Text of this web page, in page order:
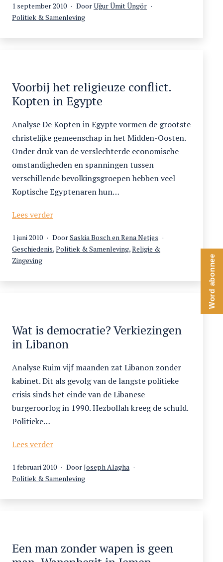
grensgebieden
Gepubliceerd
op
1 september 2010 DoorUğur Ümit Üngör
Gecategoriseerd
Politiek & Samenleving
Voorbij het religieuze conflict.
Kopten in Egypte
Analyse De Kopten in Egypte vormen de grootste
christelijke gemeenschap in het Midden-Oosten.
Onder druk van de verslechterde economische
omstandigheden en spanningen tussen
verschillende bevolkingsgroepen hebben veel
Koptische Egyptenaren hun…
Lees verderVoorbij
religieuze
conflict.
Gepubliceerd
op
1 juni 2010 DoorSaskia Bosch en Rena Netjes
Gecategoriseerd
als
Geschiedenis,Politiek & Samenleving,Religie &
Zingeving
Wat is democratie? Verkiezingen
in Libanon
Analyse Ruim vijf maanden zat Libanon zonder
kabinet. Dit als gevolg van de langste politieke
crisis sinds het einde van de Libanese
burgeroorlog in 1990. Hezbollah kreeg de schuld.
Politieke…
Lees verderWat
democratie?
Verkiezingen
Gepubliceerd
op
1 februari 2010 DoorJoseph Alagha
Gecategoriseerd
Politiek & Samenleving
Een man zonder wapen is geen
Word abonnee